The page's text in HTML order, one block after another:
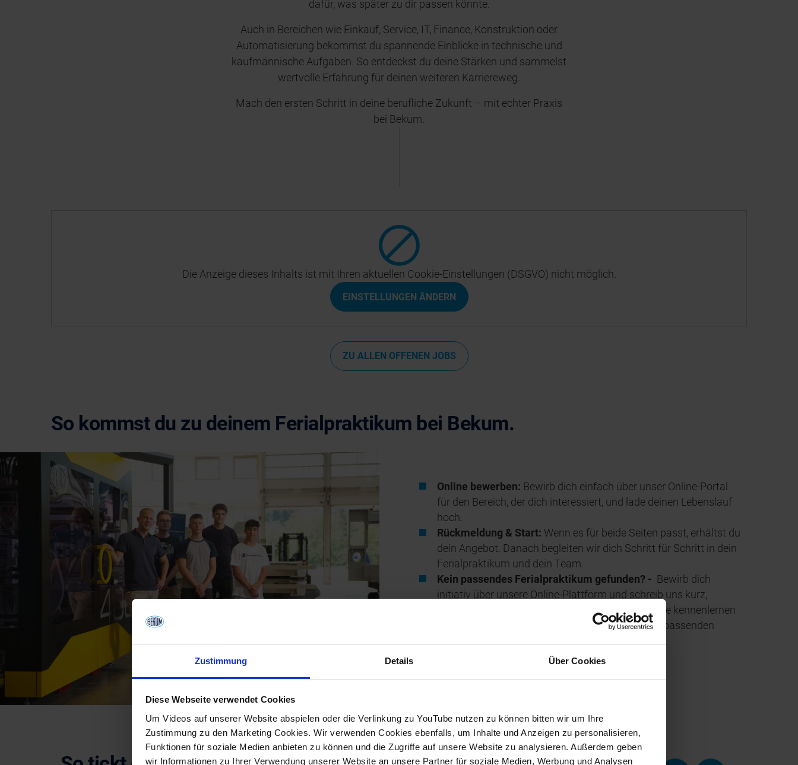
Zustimmung Details Über Cookies
Diese Webseite verwendet Cookies
Um Videos auf unserer Website abspielen oder die Verlinkung zu YouTube nutzen zu können bitten wir um Ihre
Zustimmung zu den Marketing Cookies. Wir verwenden Cookies ebenfalls, um Inhalte und Anzeigen zu personalisieren,
Funktionen für soziale Medien anbieten zu können und die Zugriffe auf unsere Website zu analysieren. Außerdem geben
wir Informationen zu Ihrer Verwendung unserer Website an unsere Partner für soziale Medien, Werbung und Analysen
dafür, was später zu dir passen könnte.
Auch in Bereichen wie Einkauf, Service, IT, Finance, Konstruktion oder
Automatisierung bekommst du spannende Einblicke in technische und
kaufmännische Aufgaben. So entdeckst du deine Stärken und sammelst
wertvolle Erfahrung für deinen weiteren Karriereweg.
Mach den ersten Schritt in deine berufliche Zukunft – mit echter Praxis
bei Bekum.
Die Anzeige dieses Inhalts ist mit Ihren aktuellen Cookie-Einstellungen (DSGVO) nicht möglich.
EINSTELLUNGEN ÄNDERN
ZU ALLEN OFFENEN JOBS
So kommst du zu deinem Ferialpraktikum bei Bekum.
Online bewerben: Bewirb dich einfach über unser Online-Portal
für den Bereich, der dich interessiert, und lade deinen Lebenslauf
hoch.
Rückmeldung & Start: Wenn es für beide Seiten passt, erhältst du
dein Angebot. Danach begleiten wir dich Schritt für Schritt in dein
Ferialpraktikum und dein Team.
Kein passendes Ferialpraktikum gefunden? - Bewirb dich
initiativ über unsere Online-Plattform und schreib uns kurz,
welcher Bereich dich interessiert und was du gerne kennenlernen
möchtest. Gemeinsam schauen wir, ob wir einen passenden
ZUR INITIATIVBEWERBUNG